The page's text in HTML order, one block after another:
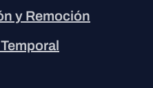
y Remoción